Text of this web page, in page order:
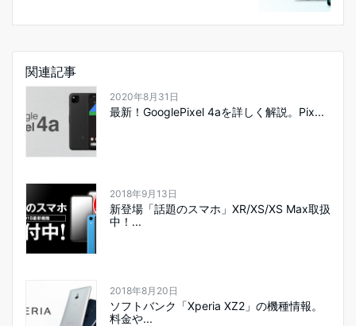
関連記事
2020年8月31日
最新！GooglePixel 4aを詳しく解説。Pix...
2018年9月13日
新登場「話題のスマホ」XR/XS/XS Max取扱
中！...
2018年8月20日
ソフトバンク「Xperia XZ2」の機種情報。
料金や...